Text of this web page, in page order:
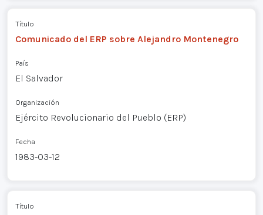
Título
Comunicado del ERP sobre Alejandro Montenegro
País
El Salvador
Organización
Ejército Revolucionario del Pueblo (ERP)
Fecha
1983-03-12
Título